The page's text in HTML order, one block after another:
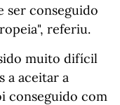
ser conseguido
referiu.
muito difícil
a aceitar a
conseguido com